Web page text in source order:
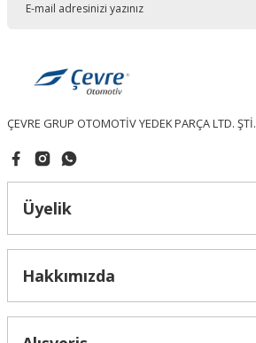
Bu ürüne benzer farklı alternatifler olmalı.
Gönder
ÇEVRE GRUP OTOMOTİV YEDEK PARÇA LTD. ŞTİ.
Üyelik
Hakkımızda